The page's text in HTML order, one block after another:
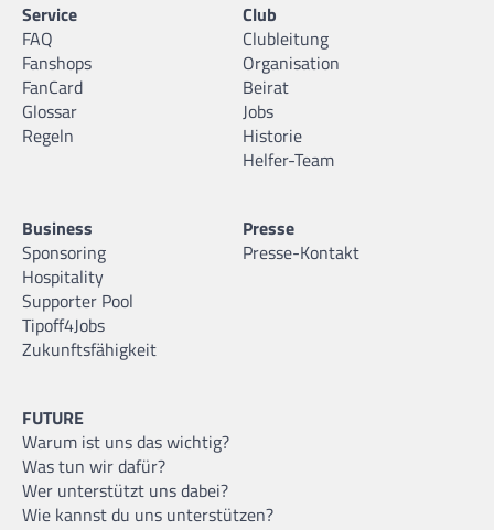
Service
FAQ
Fanshops
FanCard
Glossar
Regeln
Club
Clubleitung
Organisation
Beirat
Jobs
Historie
Helfer-Team
Business
Sponsoring
Hospitality
Supporter Pool
Tipoff4Jobs
Zukunftsfähigkeit
Presse
Presse-Kontakt
FUTURE
Warum ist uns das wichtig?
Was tun wir dafür?
Wer unterstützt uns dabei?
Wie kannst du uns unterstützen?